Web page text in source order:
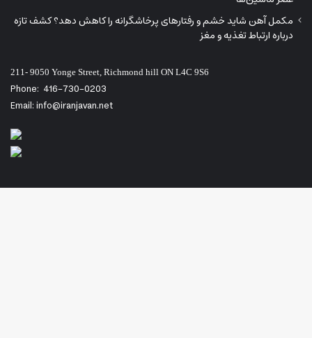
مکمل آهن شاید خشم و رفتارهای پرخاشگرانه را کاهش دهد؟ کشف تازه
درباره ارتباط تغذیه و مغز
211- 9050 Yonge Street, Richmond hill ON L4C 9S6
Phone: 416-730-0203
Email: info@iranjavan.net